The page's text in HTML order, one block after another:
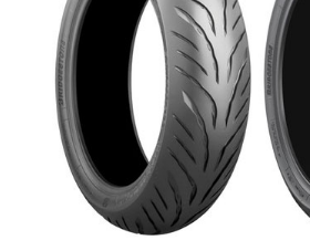
Mærker
Kontakt os